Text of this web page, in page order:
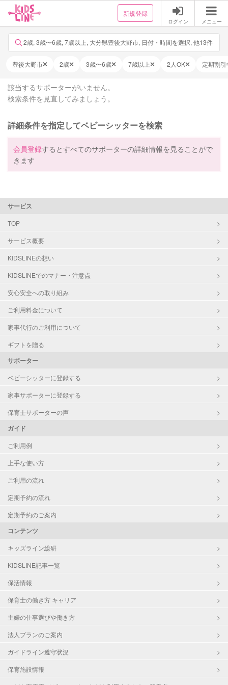
新規登録
ログイン メニュー
2歳, 3歳〜6歳, 7歳以上, 大分県豊後大野市, 日付・時間を選択, 他13件
豊後大野市 2歳 3歳〜6歳 7歳以上 2人OK 定期割引
該当するサポーターがいません。
検索条件を見直してみましょう。
詳細条件を指定してベビーシッターを検索
会員登録するとすべてのサポーターの詳細情報を見ることがで
きます
サービス
TOP
サービス概要
KIDSLINEの想い
KIDSLINEでのマナー・注意点
安心安全への取り組み
ご利用料金について
家事代行のご利用について
ギフトを贈る
サポーター
ベビーシッターに登録する
家事サポーターに登録する
保育士サポーターの声
ガイド
ご利用例
上手な使い方
ご利用の流れ
定期予約の流れ
定期予約のご案内
コンテンツ
キッズライン総研
KIDSLINE記事一覧
保活情報
保育士の働き方 キャリア
主婦の仕事選びや働き方
法人プランのご案内
ガイドライン遵守状況
保育施設情報